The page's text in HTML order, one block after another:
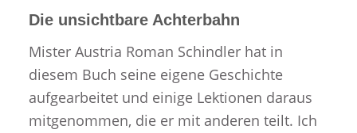
Die unsichtbare Achterbahn
Mister Austria Roman Schindler hat in
diesem Buch seine eigene Geschichte
aufgearbeitet und einige Lektionen daraus
mitgenommen, die er mit anderen teilt. Ich